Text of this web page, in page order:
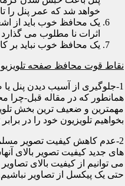
خواهد شد که عمر پنل را تا 30 درصد کاهش خواهد داد.
اثرات نا مطلوب می
یک محافظ خوب نباید بر
نقاط قوت محافظ صفحه
1-جلوگیری از آسیب دیدن پنل
همانطور که در مقاله قبل-چرا
مهمترین و ضعیف ترین بخش
بخواهیم تلویزیون خود را در
2-عدم کاهش کیفیت تصویر
های جدید کیفیت تصویر بالای
می توانیم از کیفیت بالای
حتی یک پیکسل از تصاویر